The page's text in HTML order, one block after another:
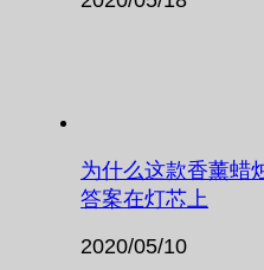
为什么这款香薰蜡
答案在灯芯上
2020/05/10